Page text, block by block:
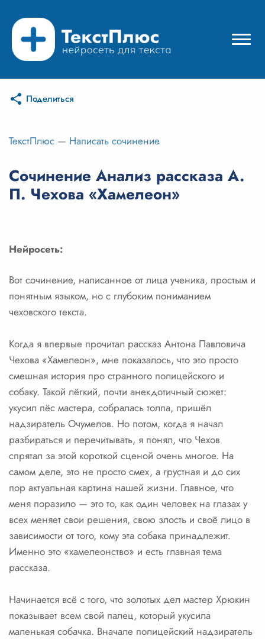
Режимы нейросети
Цены
Вход
Вход с Telegram
Поделиться
ТекстПлюс — Написать сочинение
Сочинение Анализ рассказа А.
П. Чехова «Хамелеон»
Нейросеть:
Вот сочинение, написанное от лица ученика, простым и
понятным языком, но с глубоким пониманием
чеховского текста.
Когда я впервые прочитал рассказ Антона Павловича
Чехова «Хамелеон», мне показалось, что это просто
смешная история про странного полицейского и
собаку. Такой лёгкий, почти анекдотичный сюжет:
укусил пёс мастера, собралась толпа, пришёл
надзиратель Очумелов. Но потом, когда я начал
разбираться и перечитывать, я понял, что Чехов
спрятал за этой короткой сценой очень многое. На
самом деле, это не просто смех, а грустная и до сих
пор актуальная картина нашей жизни. Главное, что
меня поразило — это то, как один человек на глазах у
всех меняет свои решения, свою злость и своё лицо в
зависимости от того, кому эта собака принадлежит.
Именно это «хамелеонство» и есть главная тема
рассказа.
Начинается всё с того, что золотых дел мастер Хрюкин
показывает всем свой палец, который укусила
маленькая собачка. Вначале полицейский надзиратель